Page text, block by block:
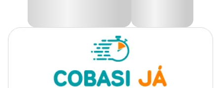
Sem transgênico
Biopet
Subprodutos bovinos desidratados e farelo de arroz.